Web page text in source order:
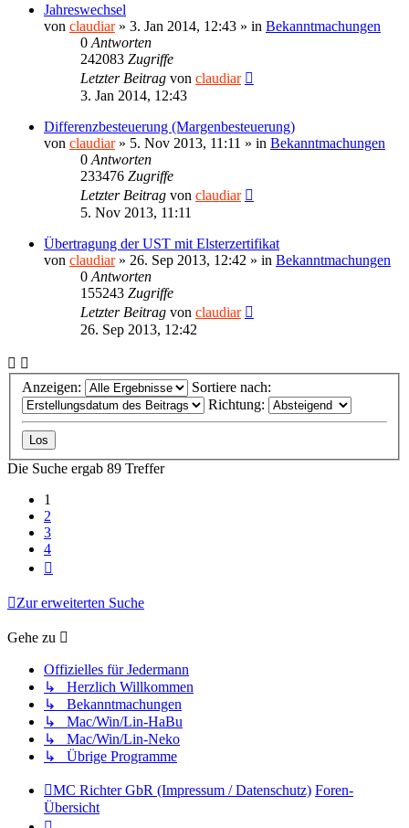
Jahreswechsel
von claudiar» 3. Jan 2014, 12:43 » in Bekanntmachungen
0 Antworten
242083 Zugriffe
Letzter Beitrag von claudiar
3. Jan 2014, 12:43
Differenzbesteuerung (Margenbesteuerung)
von claudiar» 5. Nov 2013, 11:11 » in Bekanntmachungen
0 Antworten
233476 Zugriffe
Letzter Beitrag von claudiar
5. Nov 2013, 11:11
Übertragung der UST mit Elsterzertifikat
von claudiar» 26. Sep 2013, 12:42 » in Bekanntmachungen
0 Antworten
155243 Zugriffe
Letzter Beitrag von claudiar
26. Sep 2013, 12:42
Anzeigen:
Sortiere nach:
Richtung:
Die Suche ergab 89 Treffer
1
2
3
4
Zur erweiterten Suche
Gehe zu
Offizielles für Jedermann
↳ Herzlich Willkommen
↳ Bekanntmachungen
↳ Mac/Win/Lin-HaBu
↳ Mac/Win/Lin-Neko
↳ Übrige Programme
MC Richter GbR (Impressum / Datenschutz) Foren-
Übersicht